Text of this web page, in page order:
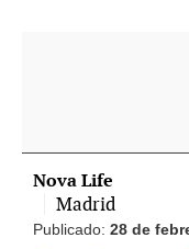
Nova Life
Madrid
Publicado: 28 de